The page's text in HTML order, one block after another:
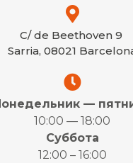
C/ de Beethoven 9
Sarria, 08021
—
10:00 — 18:00
Суббота
12:00 – 16:00